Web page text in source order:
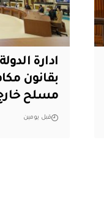
بقانون
مسلح خارج
قبل يومين